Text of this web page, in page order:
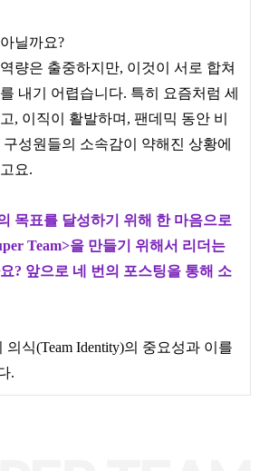
닐까요?
량은 출중하지만, 이것이 서로 합쳐
내기 어렵습니다. 특히 요즘처럼 세
, 이직이 활발하며, 팬데믹 동안 비
성원들의 소속감이 약해진 상황에
요.
목표를 달성하기 위해 한 마음으로
Team>을 만들기 위해서 리더는
? 앞으로 네 번의 포스팅을 통해 소
의식(Team Identity)의 중요성과 이를
.